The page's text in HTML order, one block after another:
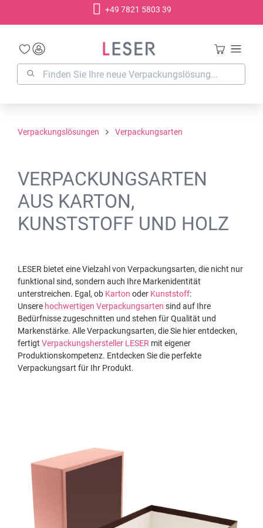
+49 7821 5803 39
Verpackungslösungen Verpackungsarten
VERPACKUNGSARTEN
AUS KARTON,
KUNSTSTOFF UND HOLZ
LESER bietet eine Vielzahl von Verpackungsarten, die nicht nur
funktional sind, sondern auch Ihre Markenidentität
unterstreichen. Egal, ob Karton oder Kunststoff:
Unsere hochwertigen Verpackungsarten sind auf Ihre
Bedürfnisse zugeschnitten und stehen für Qualität und
Markenstärke. Alle Verpackungsarten, die Sie hier entdecken,
fertigt Verpackungshersteller LESER mit eigener
Produktionskompetenz. Entdecken Sie die perfekte
Verpackungsart für Ihr Produkt.